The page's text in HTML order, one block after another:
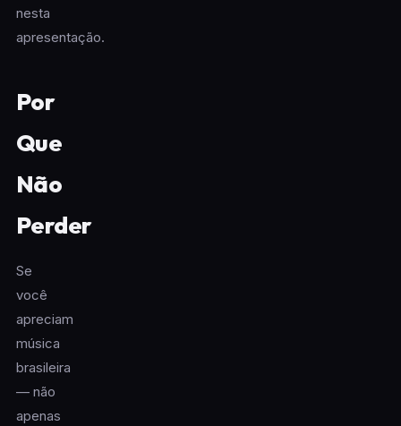
nesta
apresentação.
Por
Que
Não
Perder
Se
você
apreciam
música
brasileira
— não
apenas